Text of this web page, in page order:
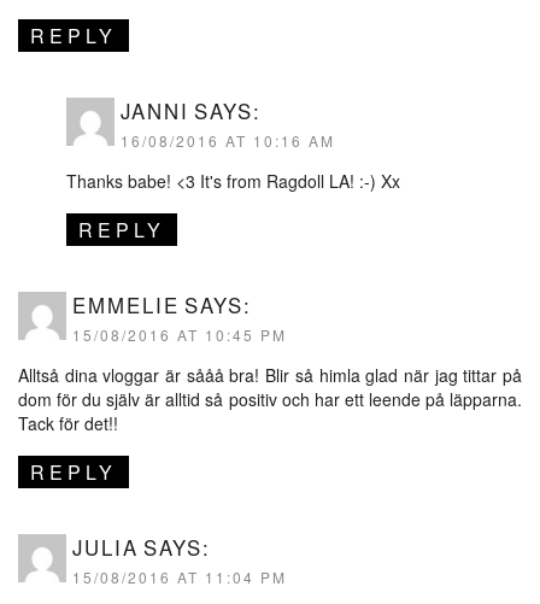
REPLY
JANNI SAYS:
16/08/2016 AT 10:16 AM
Thanks babe! <3 It's from Ragdoll LA! :-) Xx
REPLY
EMMELIE SAYS:
15/08/2016 AT 10:45 PM
Alltså dina vloggar är sååå bra! Blir så himla glad när jag tittar på
dom för du själv är alltid så positiv och har ett leende på läpparna.
Tack för det!!
REPLY
JULIA SAYS:
15/08/2016 AT 11:04 PM